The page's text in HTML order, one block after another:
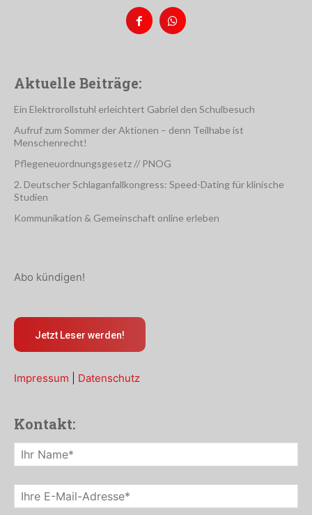
Aktuelle Beiträge:
Ein Elektrorollstuhl erleichtert Gabriel den Schulbesuch
Aufruf zum Sommer der Aktionen – denn Teilhabe ist
Menschenrecht!
Pflegeneuordnungsgesetz // PNOG
2. Deutscher Schlaganfallkongress: Speed-Dating für klinische
Studien
Kommunikation & Gemeinschaft online erleben
Abo kündigen!
Jetzt Leser werden!
Impressum Datenschutz
Kontakt: